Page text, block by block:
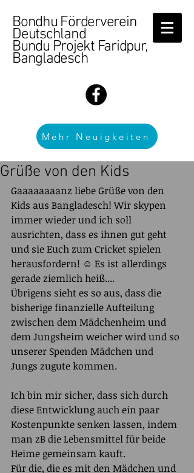
Bondhu Förderverein
Deutschland
Bundu Projekt Faridpur,
Bangladesch
Mehr Neuigkeiten
Grüße von den Kids
Gaaaaaaaanz liebe Grüße von den
Kids aus Bangladesch! Wir skypen
immer wieder und ich soll
ausrichten, dass es ihnen gut geht
und sie Euch zum Cricket spielen
herausfordern! ☺️ Es ist allerdings
gerade ziemlich heiß....
Übrigens sieht es so aus, dass die
bisherige finanzielle Aufteilung
zwischen dem Mädchenheim und
dem Jungsheim weicher wird und so
unserer Spenden Mädchen und
Jungs zugute kommen.
Ich bin mir sicher, dass sich durch
diese Entwicklung auch ein paar
Kostenpunkte senken lassen, indem
man zB die Lebensmittel für beide
Heime gemeinsam kauft.
Für die, die es mit den Mädchen und